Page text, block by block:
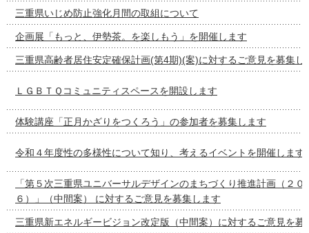
三重県いじめ防止強化月間の取組について
企画展「もっと、伊勢茶。を楽しもう」を開催します
三重県高齢者居住安定確保計画(第4期)(案)に対するご意見を募集し
ＬＧＢＴＱコミュニティスペースを開設します
体験講座「正月かざりをつくろう」の参加者を募集します
令和４年度性の多様性について知り、考えるイベントを開催します
「第５次三重県ユニバーサルデザインのまちづくり推進計画（２０
６）」（中間案） に対するご意見を募集します
三重県新エネルギービジョン改定版（中間案）に対するご意見を募